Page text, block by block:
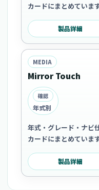
カードにまとめています
製品詳細
MEDIA
Mirror Touch
確認
年式別
年式・グレード・ナビ
カードにまとめています
製品詳細